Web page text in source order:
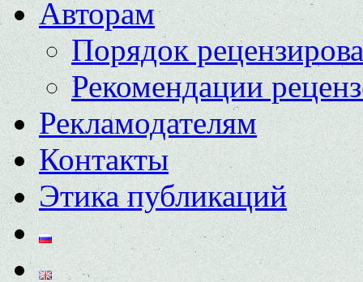
Авторам
Порядок
Рекомендации
Рекламодателям
Контакты
Этика публикаций